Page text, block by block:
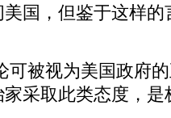
国，但鉴于这样
被视为美国政府的
采取此类态度，是